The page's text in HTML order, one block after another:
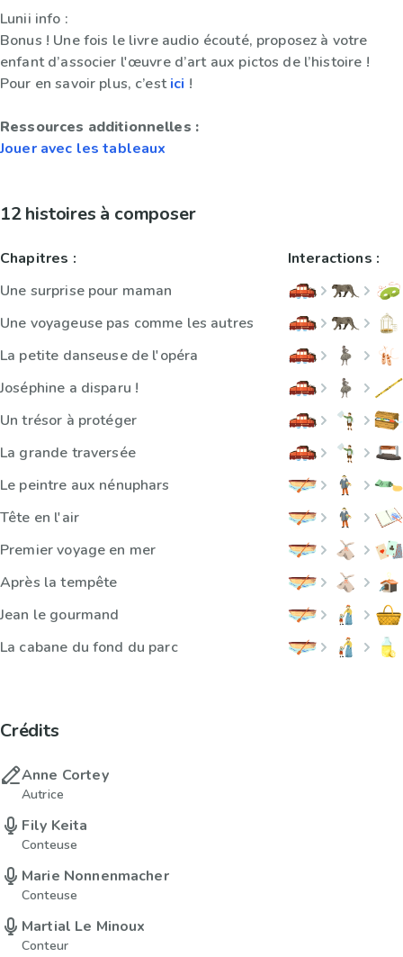
Lunii info :
Bonus ! Une fois le livre audio écouté, proposez à votre
enfant d’associer l'œuvre d’art aux pictos de l’histoire !
Pour en savoir plus, c’estici !
Ressources additionnelles :
Jouer avec les tableaux
12 histoires à composer
Chapitres :
Une surprise pour maman
Une voyageuse pas comme les autres
La petite danseuse de l'opéra
Joséphine a disparu !
Un trésor à protéger
La grande traversée
Le peintre aux nénuphars
Tête en l'air
Premier voyage en mer
Après la tempête
Jean le gourmand
La cabane du fond du parc
Interactions :
Crédits
Anne Cortey
Autrice
Fily Keita
Conteuse
Marie Nonnenmacher
Conteuse
Martial Le Minoux
Conteur